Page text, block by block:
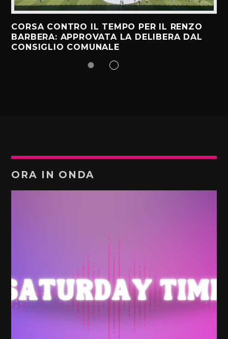
CORSA CONTRO IL TEMPO PER IL RENZO
BARBERA: APPROVATA LA DELIBERA DAL
CONSIGLIO COMUNALE
ORA IN ONDA